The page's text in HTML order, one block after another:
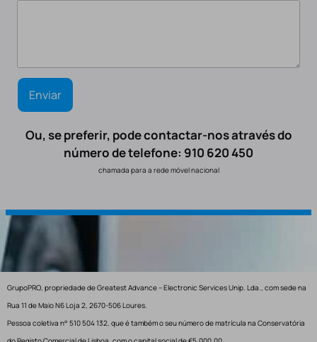
Ou, se preferir, pode contactar-nos através do
número de telefone: 910 620 450
chamada para a rede móvel nacional
GrupoPRO, propriedade de Greatest Advance – Electronic Services Unip. Lda., com sede na
Rua 11 de Maio N6 Loja 2, 2670-506 Loures.
Pessoa coletiva n° 510 504 132, que é também o seu número de matrícula na Conservatória